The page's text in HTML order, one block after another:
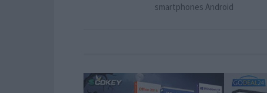
smartphones Android